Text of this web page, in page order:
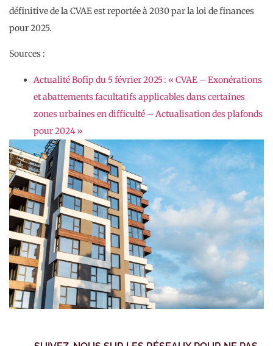
définitive de la CVAE est reportée à 2030 par la loi de finances
pour 2025.
Sources :
Actualité Bofip du 5 février 2025 : « CVAE – Exonérations
et abattements facultatifs applicables dans certaines
zones urbaines en difficulté – Actualisation des plafonds
pour 2024 »